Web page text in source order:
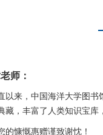
师：
以来，中国海洋大学图书
藏，丰富了人类知识宝库
的慷慨惠赠谨致谢忱！